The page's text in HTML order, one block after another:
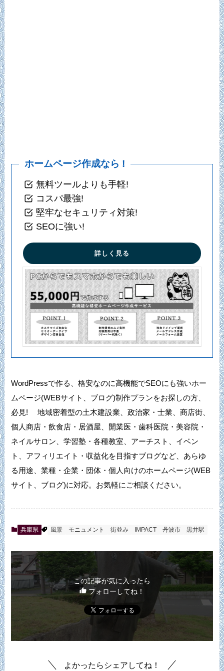
ホームページ作成なら !
無料ツールよりも手軽!
コスパ最強!
堅牢なセキュリティ対策!
SEOに強い!
詳しく見る
WordPressで作る、格安なのに高機能でSEOにも強いホー
ムページ(WEBサイト、ブログ)制作プランをお探しの方、
必見! 地域密着型の土木建設業、政治家・士業、商店街、
個人商店・飲食店・居酒屋、開業医・歯科医院・美容院・
ネイルサロン、学習塾・各種教室、アーチスト、イベン
ト、アフィリエイト・収益化を目指すブログなど、あらゆ
る用途、業種・企業・団体・個人向けのホームページ(WEB
サイト、ブログ)に対応。お気軽にご相談ください。
兵庫県 風景 モニュメント 街並み IMPACT 丹波市 黒井駅
この記事が気に入ったら
フォローしてね！
よかったらシェアしてね！